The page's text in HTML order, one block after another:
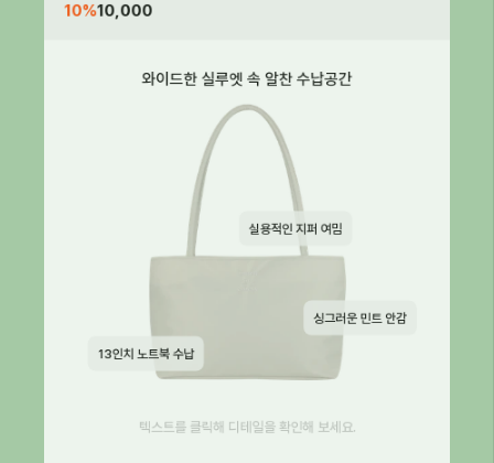
10%10,000
와이드한 실루엣 속 알찬 수납공간
텍스트를 클릭해 디테일을 확인해 보세요.
실용적인 지퍼 여밈
13인치 노트북 수납
싱그러운 민트 안감